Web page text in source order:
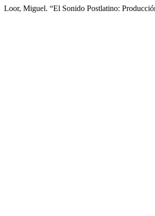
Loor, Miguel. “El Sonido Postlatino: